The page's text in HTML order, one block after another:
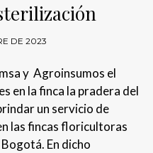
DE 2023
y Agroinsumos el
en la finca la pradera del
un servicio de
las fincas floricultoras
En dicho